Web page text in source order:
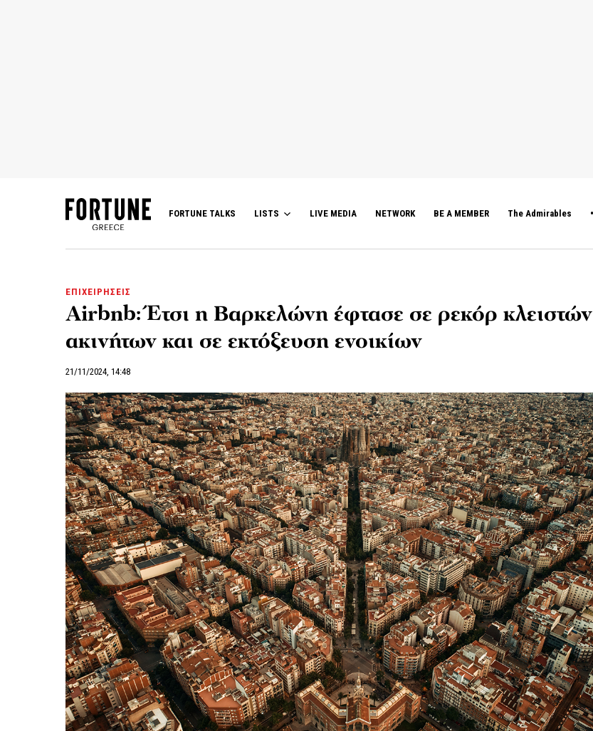
FORTUNE TALKS LISTS LIVE MEDIA NETWORK BE A MEMBER The Admirables
ΕΠΙΧΕΙΡΗΣΕΙΣ
Airbnb: Έτσι η Βαρκελώνη έφτασε σε ρεκόρ κλειστών
ακινήτων και σε εκτόξευση ενοικίων
21/11/2024, 14:48